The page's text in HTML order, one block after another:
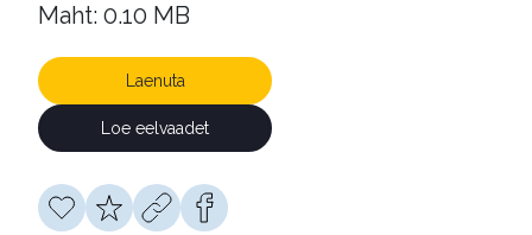
Maht: 0.10 MB
Laenuta
Loe eelvaadet